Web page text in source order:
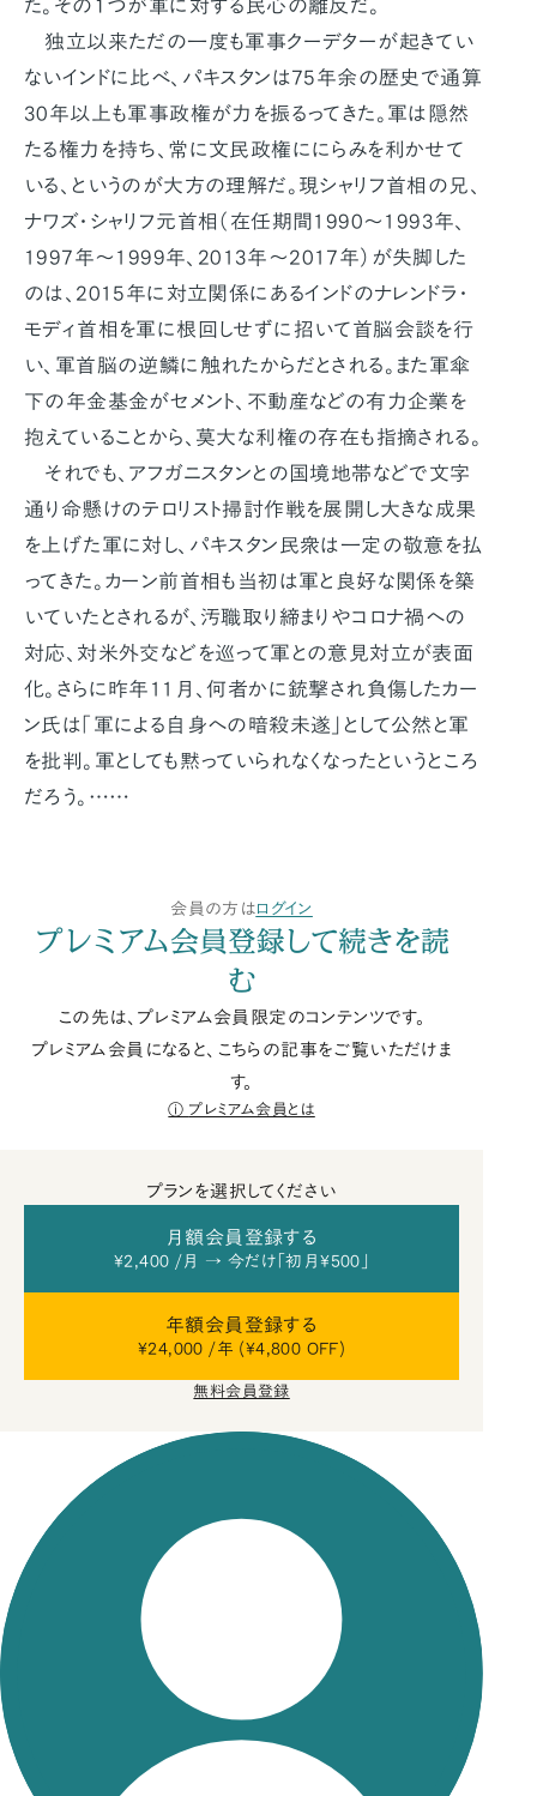
た。その１つが軍に対する民心の離反だ。
独立以来ただの一度も軍事クーデターが起きてい
ないインドに比べ、パキスタンは75年余の歴史で通算
30年以上も軍事政権が力を振るってきた。軍は隠然
たる権力を持ち、常に文民政権ににらみを利かせて
いる、というのが大方の理解だ。現シャリフ首相の兄、
ナワズ・シャリフ元首相（在任期間1990～1993年、
1997年～1999年、2013年～2017年）が失脚した
のは、2015年に対立関係にあるインドのナレンドラ・
モディ首相を軍に根回しせずに招いて首脳会談を行
い、軍首脳の逆鱗に触れたからだとされる。また軍傘
下の年金基金がセメント、不動産などの有力企業を
抱えていることから、莫大な利権の存在も指摘される。
それでも、アフガニスタンとの国境地帯などで文字
通り命懸けのテロリスト掃討作戦を展開し大きな成果
を上げた軍に対し、パキスタン民衆は一定の敬意を払
ってきた。カーン前首相も当初は軍と良好な関係を築
いていたとされるが、汚職取り締まりやコロナ禍への
対応、対米外交などを巡って軍との意見対立が表面
化。さらに昨年11月、何者かに銃撃され負傷したカー
ン氏は「軍による自身への暗殺未遂」として公然と軍
を批判。軍としても黙っていられなくなったというところ
だろう。……
会員の方はログイン
プレミアム会員登録して続きを読
む
この先は、プレミアム会員限定のコンテンツです。
プレミアム会員になると、こちらの記事をご覧いただけま
す。
プレミアム会員とは
プランを選択してください
月額会員登録する
¥2,400 /月 → 今だけ「初月¥500」
年額会員登録する
¥24,000 /年 (¥4,800 OFF)
無料会員登録